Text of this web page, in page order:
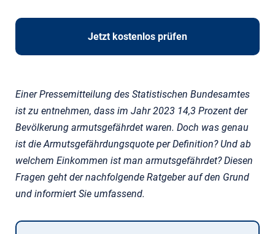
Jetzt kostenlos prüfen
Einer Pressemitteilung des Statistischen Bundesamtes
ist zu entnehmen, dass im Jahr 2023 14,3 Prozent der
Bevölkerung armutsgefährdet waren. Doch was genau
ist die Armutsgefährdungsquote per Definition? Und ab
welchem Einkommen ist man armutsgefährdet? Diesen
Fragen geht der nachfolgende Ratgeber auf den Grund
und informiert Sie umfassend.